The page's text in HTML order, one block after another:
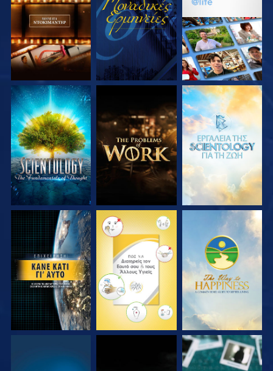
ΣΕΙΡΑ
ΕΞΕΡΕΥΝΗΣΤΕ ΤΗ
ΣΕΙΡΑ
ΕΞΕΡΕΥΝΗΣΤΕ ΤΗ
ΣΕΙΡΑ
ΕΞΕΡΕΥΝΗΣΤΕ ΤΗ
ΣΕΙΡΑ
ΠΑΡΑΚΟΛΟΥΘΗΣΤΕ ΠΑΡΑΚΟΛΟΥΘΗΣΤΕ ΠΑΡΑΚΟΛΟΥΘΗΣΤΕ